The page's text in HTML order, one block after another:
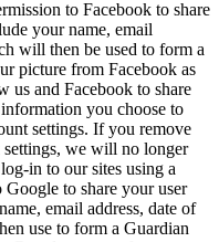
to Facebook to share
your name, email
will then be used to form a
picture from Facebook as
and Facebook to share
you choose to
settings. If you remove
we will no longer
in to our sites using a
to share your user
email address, date of
use to form a Guardian